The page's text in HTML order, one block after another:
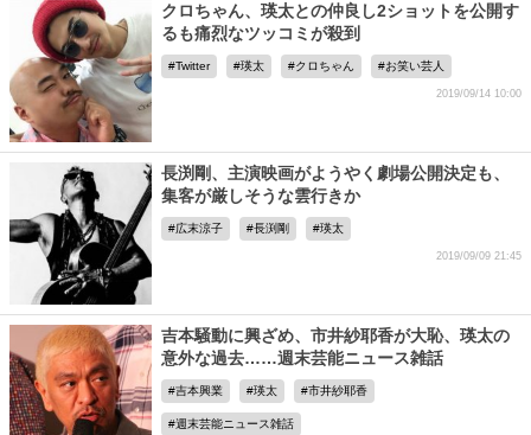
クロちゃん、瑛太との仲良し2ショットを公開す
るも痛烈なツッコミが殺到
Twitter 瑛太 クロちゃん お笑い芸人
2019/09/14 10:00
長渕剛、主演映画がようやく劇場公開決定も、
集客が厳しそうな雲行きか
広末涼子 長渕剛 瑛太
2019/09/09 21:45
吉本騒動に興ざめ、市井紗耶香が大恥、瑛太の
意外な過去……週末芸能ニュース雑話
吉本興業 瑛太 市井紗耶香
週末芸能ニュース雑話